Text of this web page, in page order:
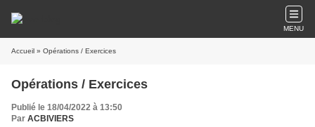
MENU
Accueil » Opérations / Exercices
Opérations / Exercices
Publié le 18/04/2022 à 13:50
Par ACBIVIERS